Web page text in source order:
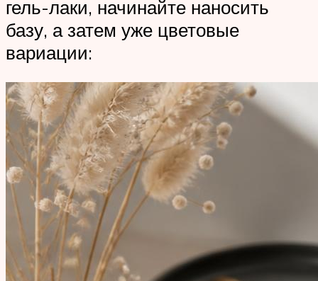
гель-лаки, начинайте наносить
базу, а затем уже цветовые
вариации: